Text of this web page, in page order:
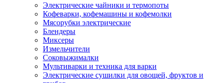
Электрические чайники и термопоты
Кофеварки, кофемашины и кофемолки
Мясорубки электрические
Блендеры
Миксеры
Измельчители
Соковыжималки
Мультиварки и техника для варки
Электрические сушилки для овощей, фруктов и